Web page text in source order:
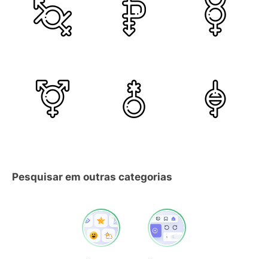
Pesquisar em outras categorias